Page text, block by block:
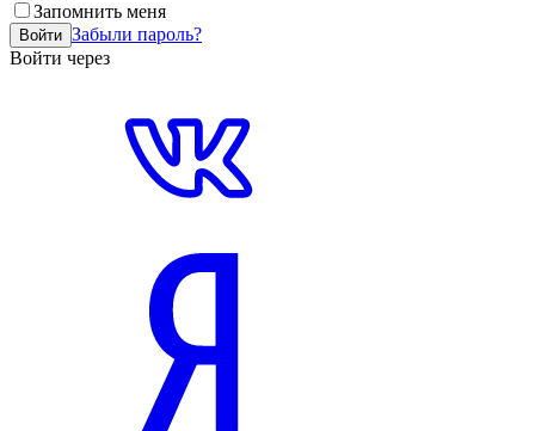
Запомнить меня
Войти Забыли пароль?
Войти через